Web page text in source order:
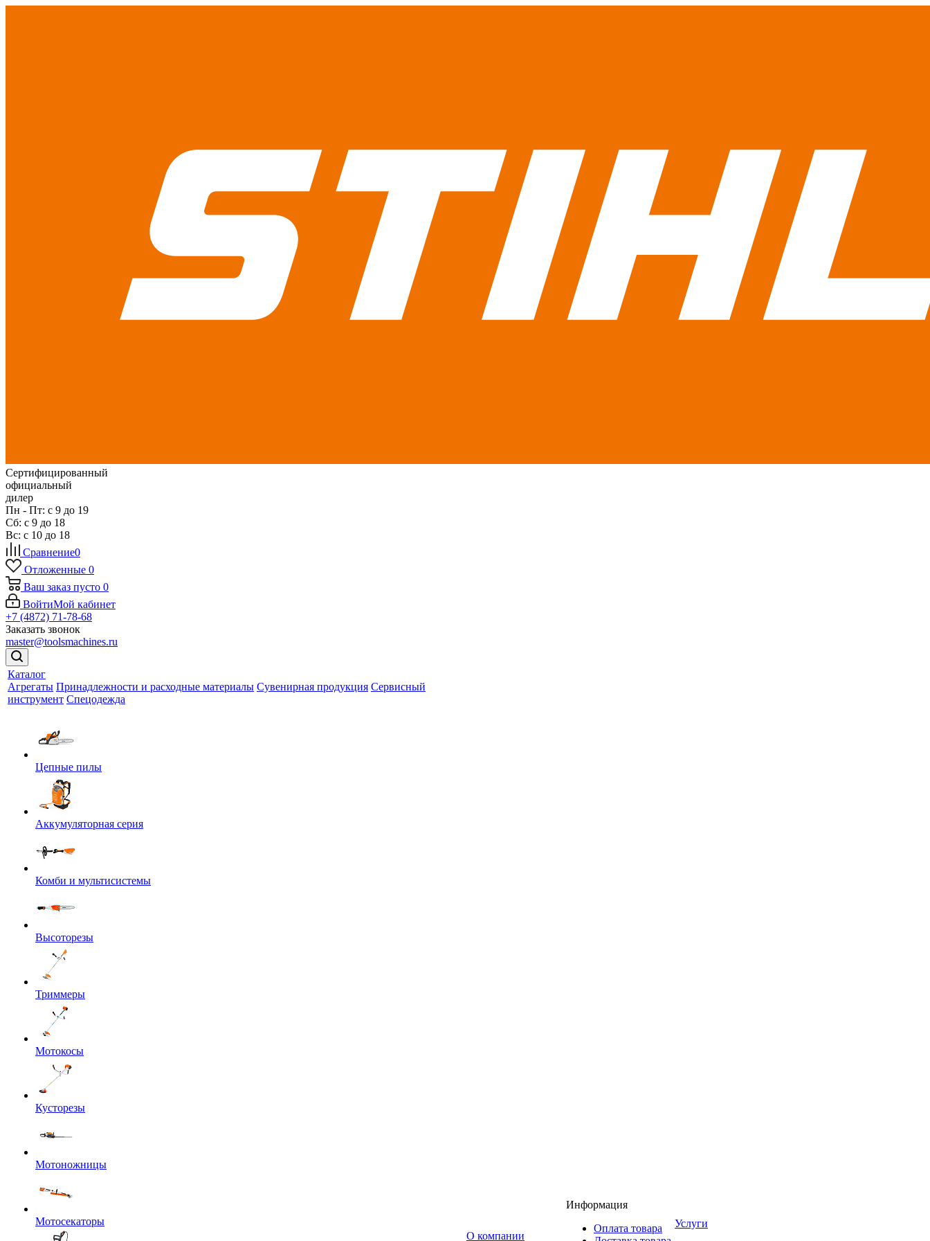
Сертифицированный
официальный
дилер
Пн - Пт: с 9 до 19
Сб: с 9 до 18
Вс: с 10 до 18
Сравнение0
Отложенные 0
Ваш заказ пусто 0
ВойтиМой кабинет
+7 (4872) 71-78-68
Заказать звонок
master@toolsmachines.ru
Каталог
Агрегаты Принадлежности и расходные материалы Сувенирная продукция Сервисный
инструмент Спецодежда
Цепные пилы
Аккумуляторная серия
Комби и мультисистемы
Высоторезы
Триммеры
Мотокосы
Кусторезы
Мотоножницы
Мотосекаторы
O компании
Информация
Оплата товара
Услуги